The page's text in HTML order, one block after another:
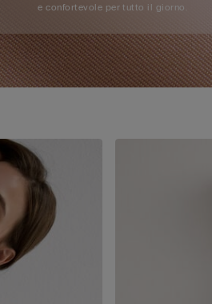
e confortevole per tutto il giorno.